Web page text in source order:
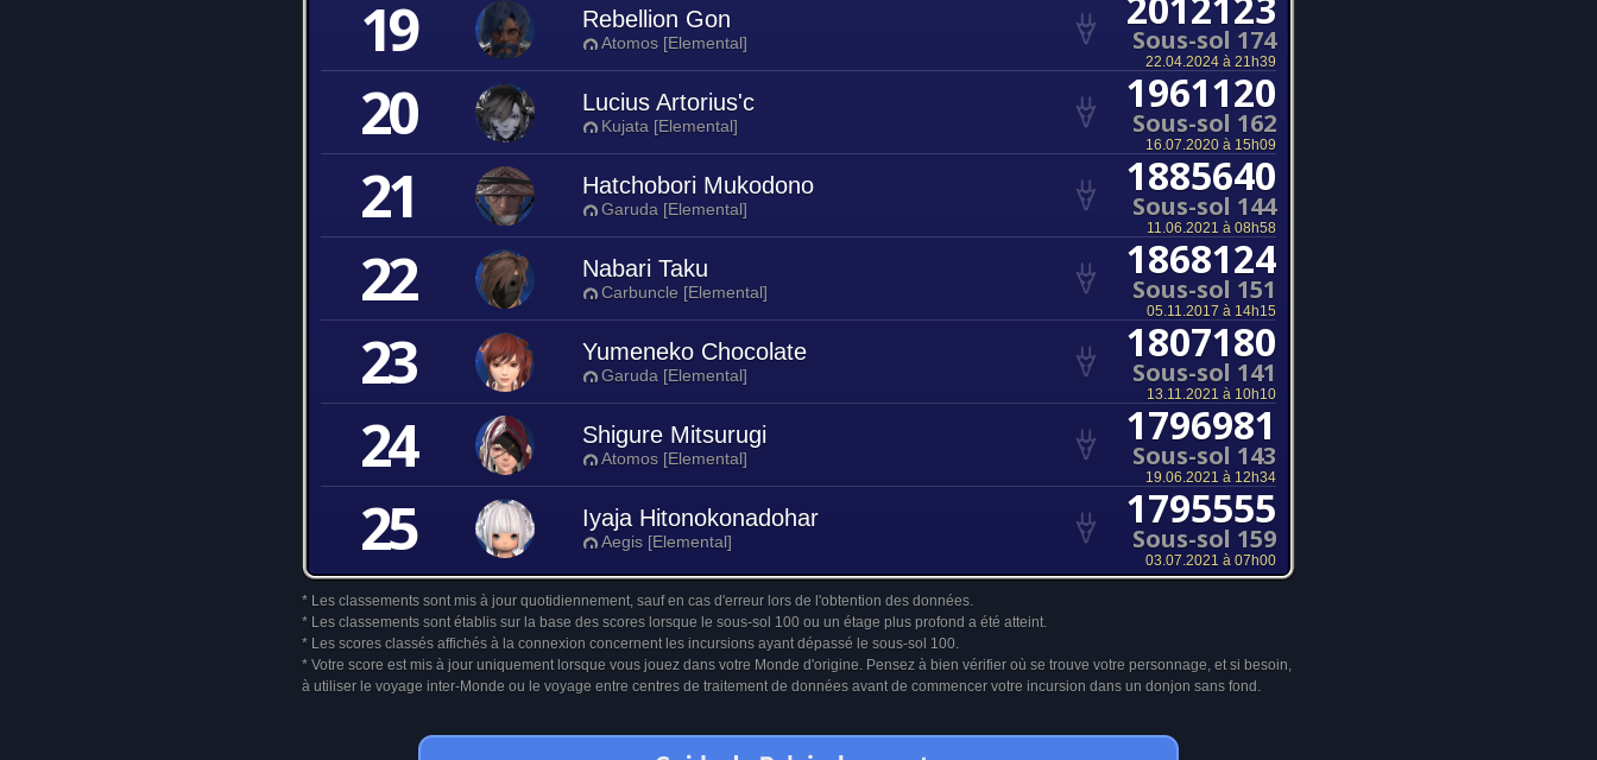
19 Rebellion Gon
Atomos [Elemental] Sous-sol 174
22.04.2024 à 21h39
20 Lucius Artorius'c
Kujata [Elemental]
1961120
Sous-sol 162
16.07.2020 à 15h09
21 Hatchobori Mukodono
Garuda [Elemental]
1885640
Sous-sol 144
11.06.2021 à 08h58
22 Nabari Taku
Carbuncle [Elemental]
1868124
Sous-sol 151
05.11.2017 à 14h15
23 Yumeneko Chocolate
Garuda [Elemental]
1807180
Sous-sol 141
13.11.2021 à 10h10
24 Shigure Mitsurugi
Atomos [Elemental]
1796981
Sous-sol 143
19.06.2021 à 12h34
25 Iyaja Hitonokonadohar
Aegis [Elemental]
1795555
Sous-sol 159
03.07.2021 à 07h00
* Les classements sont mis à jour quotidiennement, sauf en cas d'erreur lors de l'obtention des données.
* Les classements sont établis sur la base des scores lorsque le sous-sol 100 ou un étage plus profond a été atteint.
* Les scores classés affichés à la connexion concernent les incursions ayant dépassé le sous-sol 100.
* Votre score est mis à jour uniquement lorsque vous jouez dans votre Monde d'origine. Pensez à bien vérifier où se trouve votre personnage, et si besoin,
à utiliser le voyage inter-Monde ou le voyage entre centres de traitement de données avant de commencer votre incursion dans un donjon sans fond.